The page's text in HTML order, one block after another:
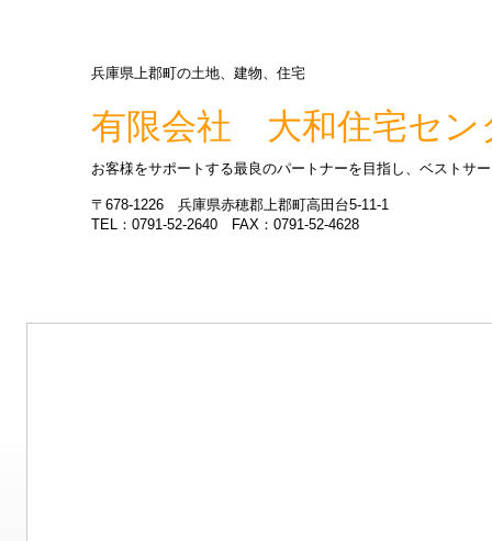
兵庫県上郡町の土地、建物、住宅
有限会社 大和住宅セン
お客様をサポートする最良のパートナーを目指し、ベストサ
〒678-1226 兵庫県赤穂郡上郡町高田台5-11-1
TEL：0791-52-2640 FAX：0791-52-4628